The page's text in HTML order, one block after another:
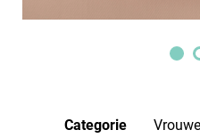
Categorie